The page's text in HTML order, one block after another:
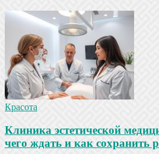
Красота
Клиника эстетической
чего ждать и как сохранить